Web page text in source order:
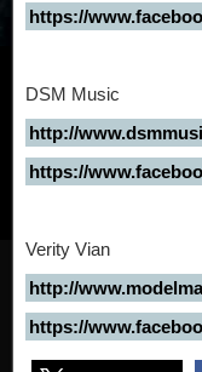
https://
DSM Music
http://
https://
Verity Vian
http://
https://